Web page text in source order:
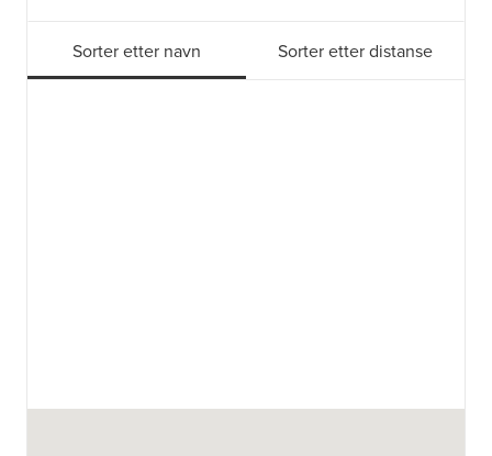
Sorter etter navn Sorter etter distanse